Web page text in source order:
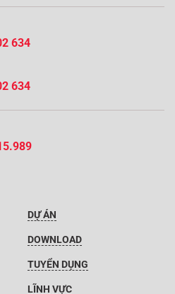
634
634
DỰ ÁN
DOWNLOAD
TUYỂN DỤNG
LĨNH VỰC